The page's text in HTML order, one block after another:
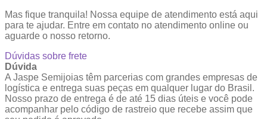
Mas fique tranquila! Nossa equipe de atendimento está aqui
para te ajudar. Entre em contato no atendimento online ou
aguarde o nosso retorno.
Dúvidas sobre frete
Dúvida
A Jaspe Semijoias têm parcerias com grandes empresas de
logística e entrega suas peças em qualquer lugar do Brasil.
Nosso prazo de entrega é de até 15 dias úteis e você pode
acompanhar pelo código de rastreio que recebe assim que